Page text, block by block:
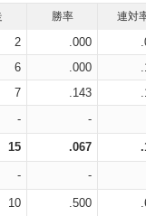
勝率 連対
2 .000
6 .000
7 .143
- -
15 .067
- -
10 .500